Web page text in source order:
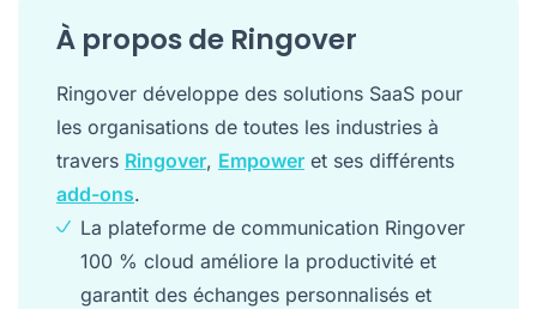
À propos de Ringover
Ringover développe des solutions SaaS pour
les organisations de toutes les industries à
travers Ringover, Empower et ses différents
add-ons.
La plateforme de communication Ringover
100 % cloud améliore la productivité et
garantit des échanges personnalisés et